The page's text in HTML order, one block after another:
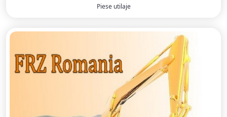
Piese utilaje